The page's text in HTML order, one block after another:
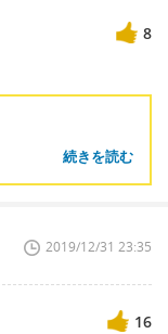
8
続きを読む
2019/12/31 23:35
16